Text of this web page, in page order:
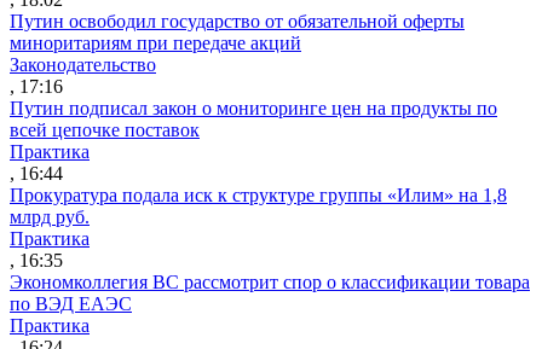
Путин освободил государство от обязательной оферты
миноритариям при передаче акций
Законодательство
, 17:16
Путин подписал закон о мониторинге цен на продукты по
всей цепочке поставок
Практика
, 16:44
Прокуратура подала иск к структуре группы «Илим» на 1,8
млрд руб.
Практика
, 16:35
Экономколлегия ВС рассмотрит спор о классификации товара
по ВЭД ЕАЭС
Практика